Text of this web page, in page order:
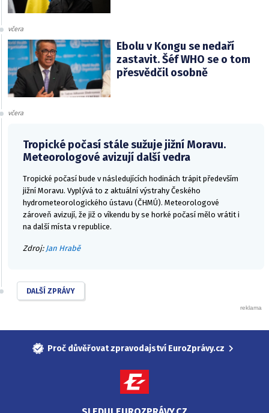
včera
Ebolu v Kongu se nedaří
zastavit. Šéf WHO se o tom
přesvědčil osobně
včera
Tropické počasí stále sužuje jižní Moravu.
Meteorologové avizují další vedra
Tropické počasí bude v následujících hodinách trápit především
jižní Moravu. Vyplývá to z aktuální výstrahy Českého
hydrometeorologického ústavu (ČHMÚ). Meteorologové
zároveň avizují, že již o víkendu by se horké počasí mělo vrátit i
na další místa v republice.
Zdroj: Jan Hrabě
DALŠÍ ZPRÁVY
Proč důvěřovat zpravodajství EuroZprávy.cz